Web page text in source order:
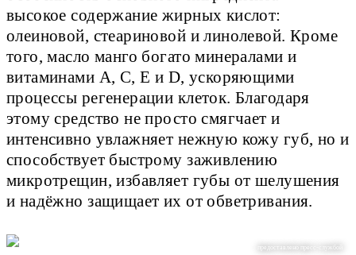
высокое содержание жирных кислот:
олеиновой, стеариновой и линолевой. Кроме
того, масло манго богато минералами и
витаминами A, C, E и D, ускоряющими
процессы регенерации клеток. Благодаря
этому средство не просто смягчает и
интенсивно увлажняет нежную кожу губ, но и
способствует быстрому заживлению
микротрещин, избавляет губы от шелушения
и надёжно защищает их от обветривания.
предоставлено пресс-службой